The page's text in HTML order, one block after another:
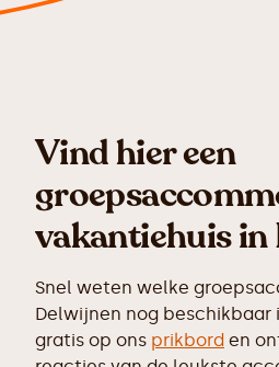
Vind hier een
vakantiehuis in
Snel weten welke
Delwijnen nog beschikbaar
gratis op ons prikbord en